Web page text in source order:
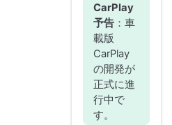
CarPlay
予告：車
載版
CarPlay
の開発が
正式に進
行中で
す。